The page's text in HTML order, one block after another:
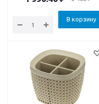
В корзину